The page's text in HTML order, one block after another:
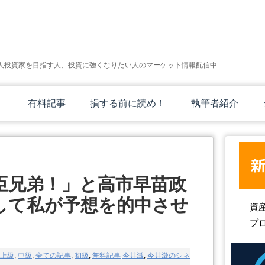
資家を目指す人、投資に強くなりたい人のマーケット情報配信中
有料記事 損する前に読め！ 執筆者紹介
兄弟！」と高市早苗政
て私が予想を的中させ
上級 , 中級 , 全ての記事, 初級 , 無料記事 今井澂, 今井澂のシネ
資
プ